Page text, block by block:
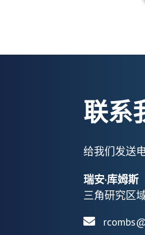
联系
给我们发送
瑞安·库姆斯
三角研究区